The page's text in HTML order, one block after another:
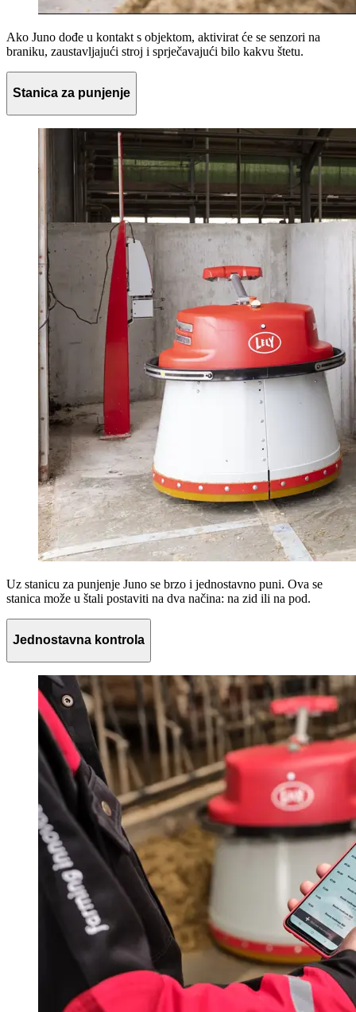
Ako Juno dođe u kontakt s objektom, aktivirat će se senzori na
braniku, zaustavljajući stroj i sprječavajući bilo kakvu štetu.
Stanica za punjenje
Uz stanicu za punjenje Juno se brzo i jednostavno puni. Ova se
stanica može u štali postaviti na dva načina: na zid ili na pod.
Jednostavna kontrola